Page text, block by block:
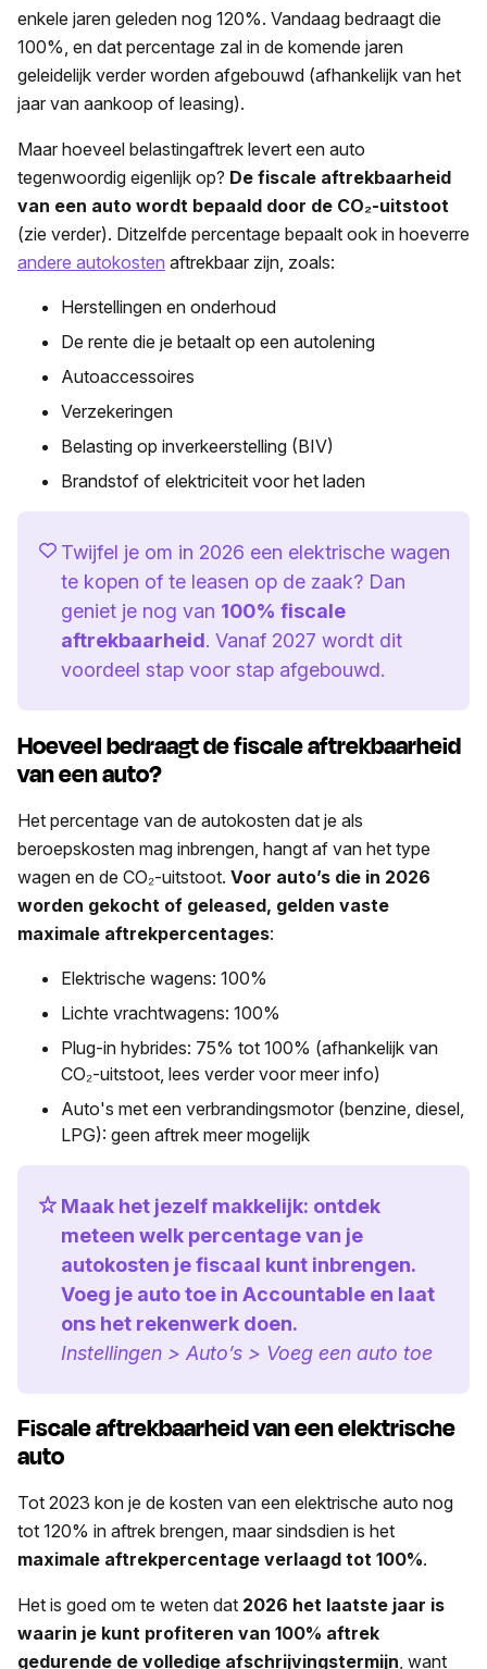
enkele jaren geleden nog 120%. Vandaag bedraagt die
100%, en dat percentage zal in de komende jaren
geleidelijk verder worden afgebouwd (afhankelijk van het
jaar van aankoop of leasing).
Maar hoeveel belastingaftrek levert een auto
tegenwoordig eigenlijk op? De fiscale aftrekbaarheid
van een auto wordt bepaald door de CO₂-uitstoot
(zie verder). Ditzelfde percentage bepaalt ook in hoeverre
andere autokosten aftrekbaar zijn, zoals:
Herstellingen en onderhoud
De rente die je betaalt op een autolening
Autoaccessoires
Verzekeringen
Belasting op inverkeerstelling (BIV)
Brandstof of elektriciteit voor het laden
Twijfel je om in 2026 een elektrische wagen
te kopen of te leasen op de zaak? Dan
geniet je nog van 100% fiscale
aftrekbaarheid. Vanaf 2027 wordt dit
voordeel stap voor stap afgebouwd.
Hoeveel bedraagt de fiscale aftrekbaarheid
van een auto?
Het percentage van de autokosten dat je als
beroepskosten mag inbrengen, hangt af van het type
wagen en de CO₂-uitstoot. Voor auto’s die in 2026
worden gekocht of geleased, gelden vaste
maximale aftrekpercentages:
Elektrische wagens: 100%
Lichte vrachtwagens: 100%
Plug-in hybrides: 75% tot 100% (afhankelijk van
CO₂-uitstoot, lees verder voor meer info)
Auto's met een verbrandingsmotor (benzine, diesel,
LPG): geen aftrek meer mogelijk
Maak het jezelf makkelijk: ontdek
meteen welk percentage van je
autokosten je fiscaal kunt inbrengen.
Voeg je auto toe in Accountable en laat
ons het rekenwerk doen.
Instellingen > Auto’s > Voeg een auto toe
Fiscale aftrekbaarheid van een elektrische
auto
Tot 2023 kon je de kosten van een elektrische auto nog
tot 120% in aftrek brengen, maar sindsdien is het
maximale aftrekpercentage verlaagd tot 100%.
Het is goed om te weten dat 2026 het laatste jaar is
waarin je kunt profiteren van 100% aftrek
gedurende de volledige afschrijvingstermijn, want